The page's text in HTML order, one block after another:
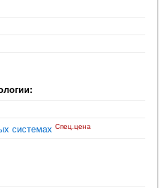
системах Спец.цена